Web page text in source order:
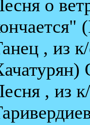
о
, из
, из